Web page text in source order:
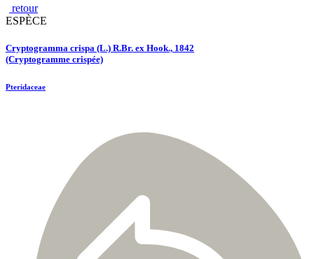
retour
ESPÈCE
Cryptogramma crispa (L.) R.Br. ex Hook., 1842
(Cryptogramme crispée)
Pteridaceae